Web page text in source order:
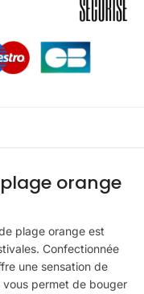
orange
plage orange est
Confectionnée
une sensation de
permet de bouger